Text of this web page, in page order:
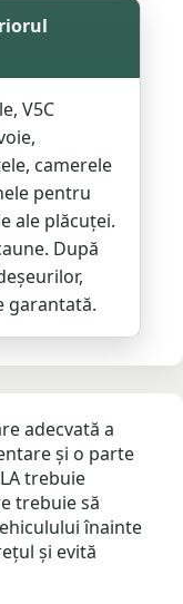
V5C
camerele
pentru
ale plăcuței.
După
garantată.
adecvată a
și o parte
trebuie
trebuie să
înainte
și evită